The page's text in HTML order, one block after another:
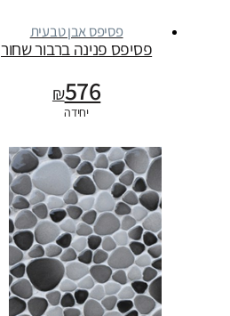
פסיפס אבן טבעית
פסיפס פנינה ברבור שחור
₪576
יחידה